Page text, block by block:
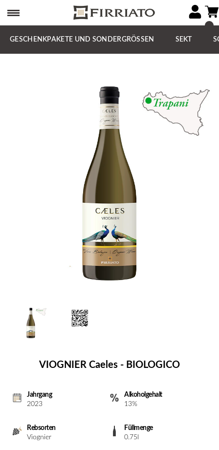
GESCHENKPAKETE UND SONDERGRÖSSEN SEKT
VIOGNIER Caeles - BIOLOGICO
Jahrgang
2023
Alkoholgehalt
13%
Rebsorten
Viognier
Füllmenge
0.75l